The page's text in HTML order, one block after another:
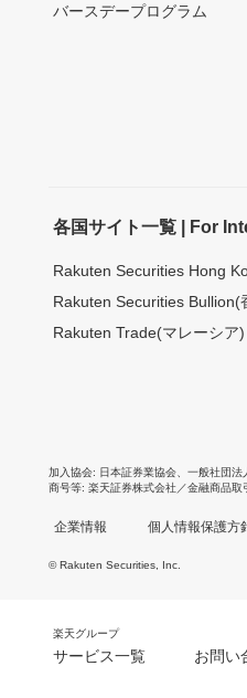
バースデープログラム
各国サイト一覧 | For
Rakuten Securities Hong
Rakuten Securities Bullion(
Rakuten Trade(マレーシア)
加入協会 日本証券業協会 一般社団法
商号等 楽天証券株式会社／金融商品
企業情報 個人情報保護方
© Rakuten Securities, Inc.
楽天グループ
サービス一覧 お問い